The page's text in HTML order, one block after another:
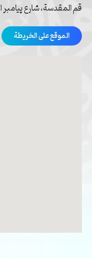
قم المقدسة، شارع
الموقع على الخريطة